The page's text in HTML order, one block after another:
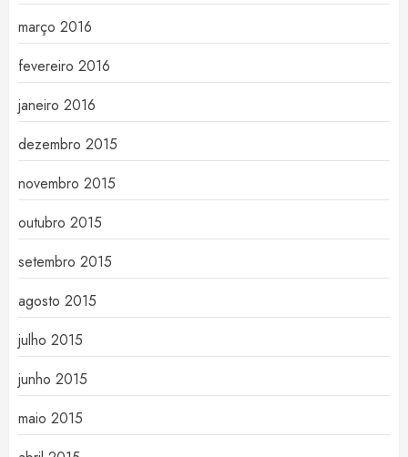
março 2016
fevereiro 2016
janeiro 2016
dezembro 2015
novembro 2015
outubro 2015
setembro 2015
agosto 2015
julho 2015
junho 2015
maio 2015